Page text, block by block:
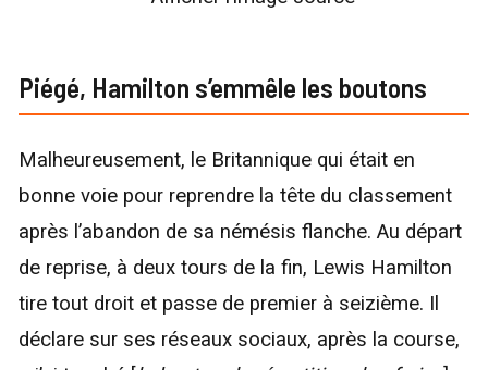
Piégé, Hamilton s’emmêle les boutons
Malheureusement, le Britannique qui était en
bonne voie pour reprendre la tête du classement
après l’abandon de sa némésis flanche. Au départ
de reprise, à deux tours de la fin, Lewis Hamilton
tire tout droit et passe de premier à seizième. Il
déclare sur ses réseaux sociaux, après la course,